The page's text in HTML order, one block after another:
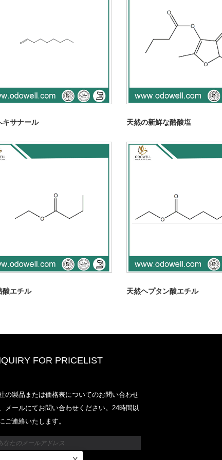
キサナール 天然の新鮮な酪酸塩
酸エチル 天然ヘプタン酸エチル
FOR PRICELIST
の製品または価格表についてのお問い合わせ
メールにてお問い合わせください。24時間以
ご連絡いたします。
Odowell-Market価格リスト-
2025.07.25
2025/07/25
2025.07.25